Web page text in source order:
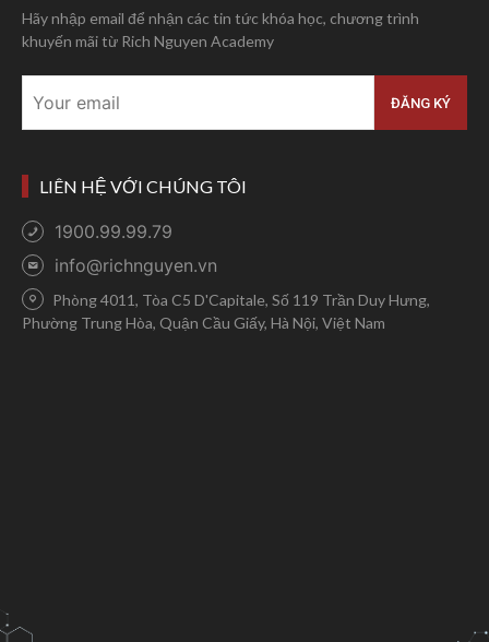
Hãy nhập email để nhận các tin tức khóa học, chương trình
khuyến mãi từ Rich Nguyen Academy
LIÊN HỆ VỚI CHÚNG TÔI
1900.99.99.79
info@richnguyen.vn
Phòng 4011, Tòa C5 D'Capitale, Số 119 Trần Duy Hưng,
Phường Trung Hòa, Quận Cầu Giấy, Hà Nội, Việt Nam